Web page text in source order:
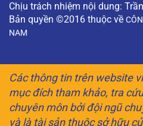
Chịu trách nhiệm nội dung:
Bản quyền ©2016 thuộc về
NAM
Các thông tin trên website
mục đích tham khảo, tra
chuyên môn bởi đội ngũ
và là tài sản thuộc sở hữu